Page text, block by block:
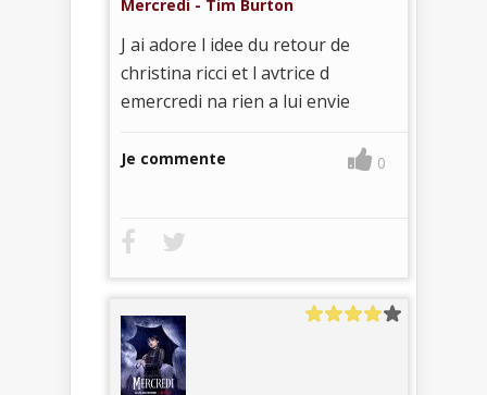
Mercredi - Tim Burton
J ai adore l idee du retour de
christina ricci et l avtrice d
emercredi na rien a lui envie
Je commente 0